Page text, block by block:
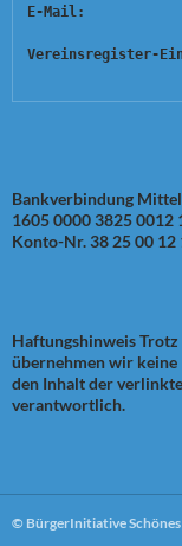
E-Mail:
Vereinsregister-
Bankverbindung
1605 0000 3825 0012
Konto-Nr. 38 25 00 12
Haftungshinweis
übernehmen wir
den Inhalt der
verantwortlich.
© BürgerInitiative Schönes